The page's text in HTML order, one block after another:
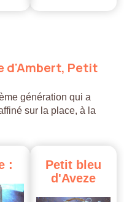
d'Ambert, Petit
génération qui a
sur la place, à la
: Petit bleu
d'Aveze